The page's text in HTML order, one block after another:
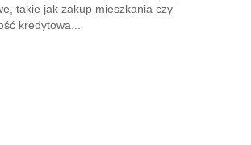
takie jak zakup mieszkania czy
kredytowa...